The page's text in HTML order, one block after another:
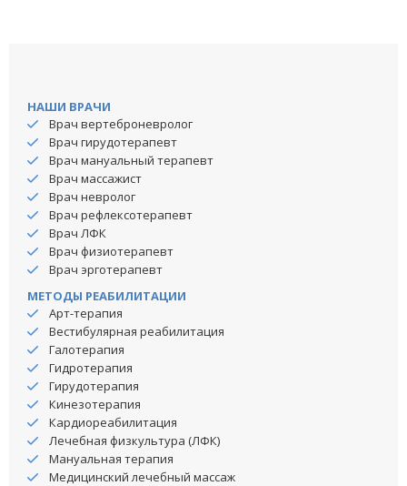
НАШИ ВРАЧИ
Врач вертеброневролог
Врач гирудотерапевт
Врач мануальный терапевт
Врач массажист
Врач невролог
Врач рефлексотерапевт
Врач ЛФК
Врач физиотерапевт
Врач эрготерапевт
МЕТОДЫ РЕАБИЛИТАЦИИ
Арт-терапия
Вестибулярная реабилитация
Галотерапия
Гидротерапия
Гирудотерапия
Кинезотерапия
Кардиореабилитация
Лечебная физкультура (ЛФК)
Мануальная терапия
Медицинский лечебный массаж